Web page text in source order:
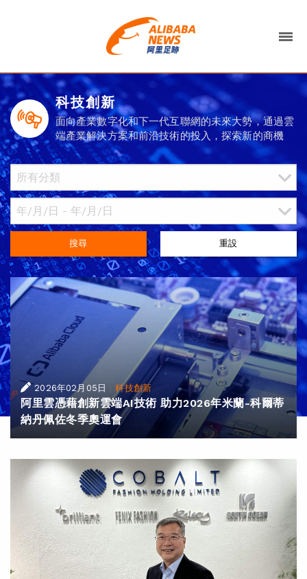
科技創新
面向產業數字化和下一代互聯網的未來大勢，通過雲
端產業解決方案和前沿技術的投入，探索新的商機
搜尋 重設
2026年02月05日 |科技創新
阿里雲憑藉創新雲端AI技術 助力2026年米蘭-科爾蒂
納丹佩佐冬季奧運會